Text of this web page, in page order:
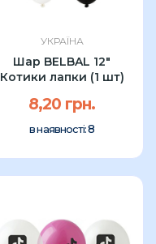
УКРАЇНА
Шар BELBAL 12"
Котики лапки (1 шт)
8,20 грн.
в наявності:8